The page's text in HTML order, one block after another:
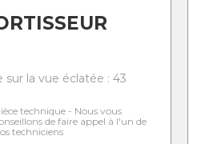
sur la vue éclatée : 43
technique - Nous vous
de faire appel à l'un de
techniciens